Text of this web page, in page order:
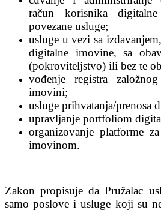
račun korisnika
povezane usluge;
usluge u vezi sa
digitalne imovine, sa
(pokroviteljstvo) ili bez te
vođenje registra
imovini;
usluge prihvatanja/prenosa
upravljanje portfoliom
organizovanje platforme
imovinom.
Zakon propisuje da Pružalac
samo poslove i usluge koji su